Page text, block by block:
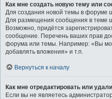
Как мне создать новую тему или
Для создания новой темы в форуме
Для размещения сообщения в теме
Возможно, придётся
сообщение. Перечень ваших прав
форума или темы. Например: «Вы
добавлять вложения» и т.п.
Вернуться к началу
Как мне отредактировать или
Если вы не являетесь